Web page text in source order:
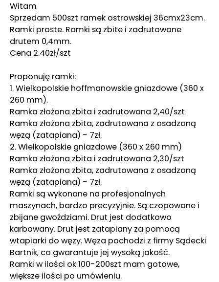
Witam
Sprzedam 500szt ramek ostrowskiej 36cmx23cm.
Ramki proste. Ramki są zbite i zadrutowane
drutem 0,4mm.
Cena 2.40zł/szt
Proponuję ramki:
1. Wielkopolskie hoffmanowskie gniazdowe (360 x
260 mm).
Ramka złożona zbita i zadrutowana 2,40/szt
Ramka złożona zbita, zadrutowana z osadzoną
węzą (zatapiana) - 7zł.
2. Wielkopolskie gniazdowe (360 x 260 mm)
Ramka złożona zbita i zadrutowana 2,30/szt
Ramka złożona zbita, zadrutowana z osadzoną
węzą (zatapiana) - 7zł.
Ramki są wykonane na profesjonalnych
maszynach, bardzo precyzyjnie. Są czopowane i
zbijane gwoździami. Drut jest dodatkowo
karbowany. Drut jest zatapiany za pomocą
wtapiarki do węzy. Węza pochodzi z firmy Sądecki
Bartnik, co gwarantuje jej wysoką jakość.
Ramki w ilości ok 100-200szt mam gotowe,
większe ilości po umówieniu.